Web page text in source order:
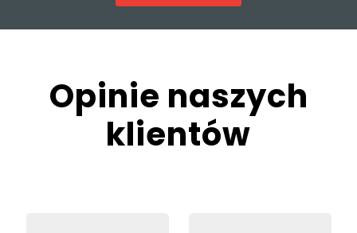
Opinie naszych
klientów